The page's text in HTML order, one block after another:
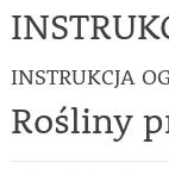
INSTRUKCJA
Rośliny